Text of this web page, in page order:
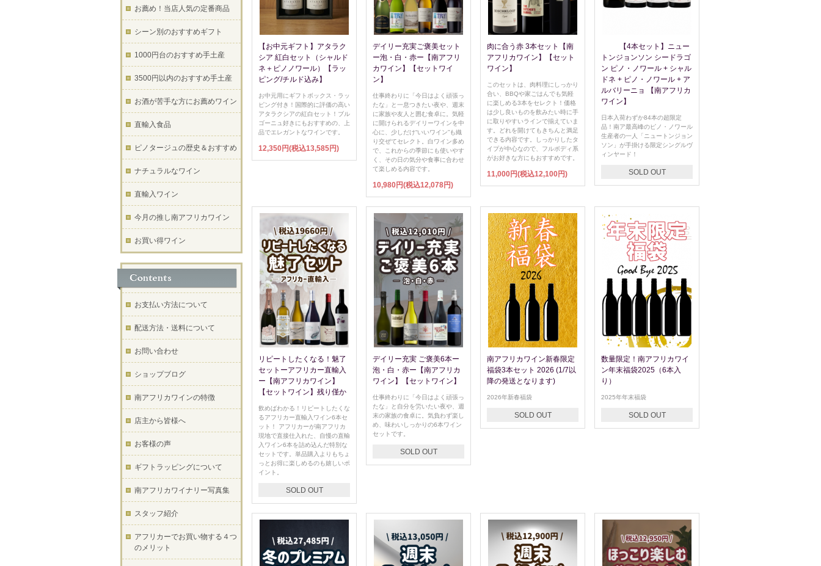
【お中元ギフト】アタラク
シア 紅白セット（シャルド
ネ＋ピノノワール）【ラッ
ピング/チルド込み】
お中元用にギフトボックス・ラッ
ピング付き！国際的に評価の高い
アタラクシアの紅白セット！ブル
ゴーニュ好きにもおすすめの、上
品でエレガントなワインです。
12,350円(税込13,585円)
デイリー充実ご褒美セット
ー泡・白・赤ー【南アフリ
カワイン】【セットワイ
ン】
仕事終わりに「今日はよく頑張っ
たな」と一息つきたい夜や、週末
に家族や友人と囲む食卓に。気軽
に開けられるデイリーワインを中
心に、少しだけ“いいワイン”も織
り交ぜてセレクト。白ワイン多め
で、これからの季節にも使いやす
く、その日の気分や食事に合わせ
て楽しめる内容です。
10,980円(税込12,078円)
肉に合う赤 3本セット【南
アフリカワイン】【セット
ワイン】
このセットは、肉料理にしっかり
合い、BBQや家ごはんでも気軽
に楽しめる3本をセレクト！価格
は少し良いものを飲みたい時に手
に取りやすいラインで揃えていま
す。どれを開けてもきちんと満足
できる内容です。しっかりしたタ
イプが中心なので、フルボディ系
がお好きな方にもおすすめです。
11,000円(税込12,100円)
【4本セット】ニュー
トンジョンソン シードラゴ
ン ピノ・ノワール + シャル
ドネ + ピノ・ノワール + ア
ルバリーニョ 【南アフリカ
ワイン】
日本入荷わずか84本の超限定
品！南ア最高峰のピノ・ノワール
生産者の一人「ニュートンジョン
ソン」が手掛ける限定シングルヴ
ィンヤード！
SOLD OUT
リピートしたくなる！魅了
セットーアフリカー直輸入
ー【南アフリカワイン】
【セットワイン】残り僅か
飲めばわかる！リピートしたくな
るアフリカー直輸入ワイン6本セ
ット！ アフリカーが南アフリカ
現地で直接仕入れた、自慢の直輸
入ワイン6本を詰め込んだ特別な
セットです。単品購入よりもちょ
っとお得に楽しめるのも嬉しいポ
イント。
SOLD OUT
デイリー充実 ご褒美6本ー
泡・白・赤ー【南アフリカ
ワイン】【セットワイン】
仕事終わりに「今日はよく頑張っ
たな」と自分を労いたい夜や、週
末の家族の食卓に。気負わず楽し
め、味わいしっかりの6本ワイン
セットです。
SOLD OUT
南アフリカワイン新春限定
福袋3本セット 2026 (1/7以
降の発送となります)
2026年新春福袋
SOLD OUT
数量限定！南アフリカワイ
ン年末福袋2025（6本入
り）
2025年年末福袋
SOLD OUT
お薦め！当店人気の定番商品
シーン別のおすすめギフト
1000円台のおすすめ手土産
3500円以内のおすすめ手土産
お酒が苦手な方にお薦めワイン
直輸入食品
ピノタージュの歴史＆おすすめ
ナチュラルなワイン
直輸入ワイン
今月の推し南アフリカワイン
お買い得ワイン
お支払い方法について
配送方法・送料について
お問い合わせ
ショップブログ
南アフリカワインの特徴
店主から皆様へ
お客様の声
ギフトラッピングについて
南アフリカワイナリー写真集
スタッフ紹介
アフリカーでお買い物する４つ
のメリット